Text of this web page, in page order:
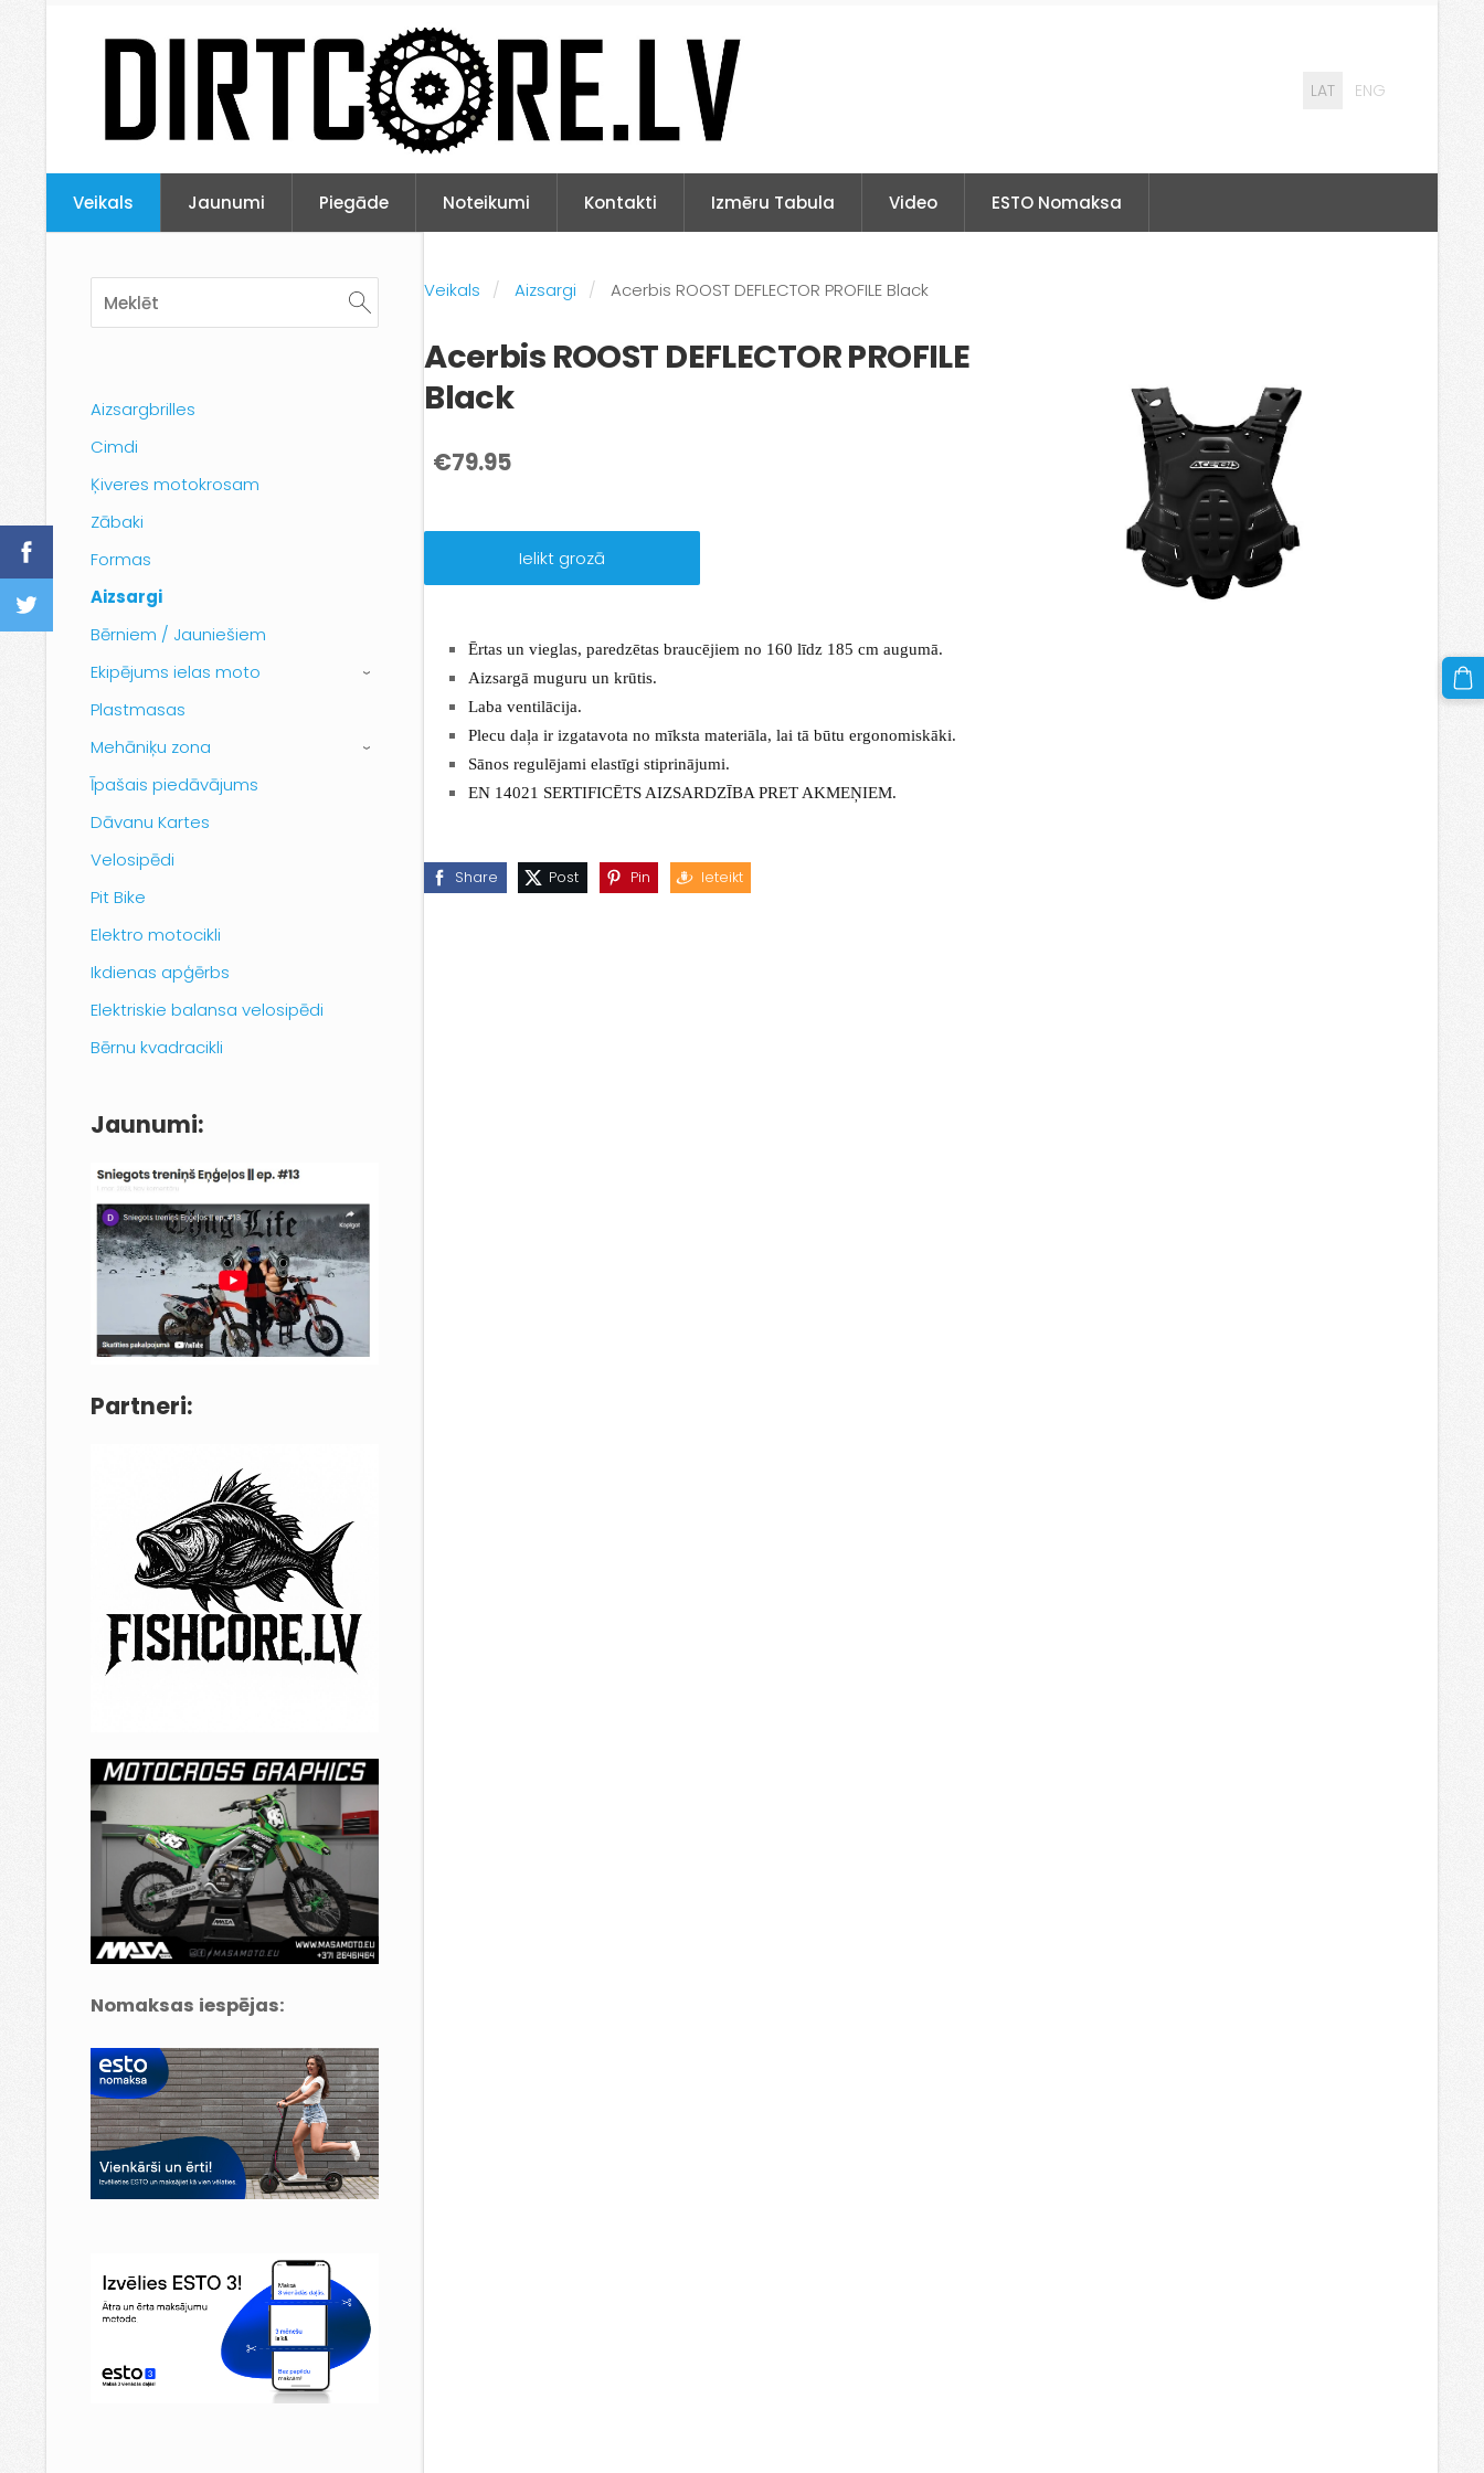
LAT ENG
Veikals Jaunumi Piegāde Noteikumi Kontakti Izmēru Tabula Video ESTO Nomaksa
Aizsargbrilles
Cimdi
Ķiveres motokrosam
Zābaki
Formas
Aizsargi
Bērniem / Jauniešiem
Ekipējums ielas moto
›
Plastmasas
Mehāniķu zona
›
Īpašais piedāvājums
Dāvanu Kartes
Velosipēdi
Pit Bike
Elektro motocikli
Ikdienas apģērbs
Elektriskie balansa velosipēdi
Bērnu kvadracikli
Jaunumi:
Partneri:
Nomaksas iespējas:
Veikals Aizsargi Acerbis ROOST DEFLECTOR PROFILE Black
Acerbis ROOST DEFLECTOR PROFILE
Black
€79.95
Ielikt grozā
Ērtas un vieglas, paredzētas braucējiem no 160 līdz 185 cm augumā.
Aizsargā muguru un krūtis.
Laba ventilācija.
Plecu daļa ir izgatavota no mīksta materiāla, lai tā būtu ergonomiskāki.
Sānos regulējami elastīgi stiprinājumi.
EN 14021 SERTIFICĒTS AIZSARDZĪBA PRET AKMEŅIEM.
Share Post Pin Ieteikt